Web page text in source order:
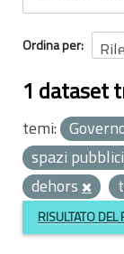
Ordina per
1 dataset
temi:
spazi pubblici
dehors
RISULTATO DEL